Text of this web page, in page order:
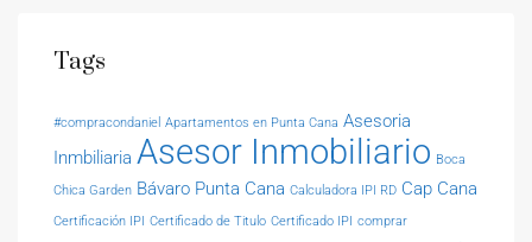
Tags
#compracondaniel Apartamentos en Punta Cana Asesoria
Inmbiliaria Asesor Inmobiliario Boca
Chica Garden Bávaro Punta Cana Calculadora IPI RD Cap Cana
Certificación IPI Certificado de Titulo Certificado IPI comprar